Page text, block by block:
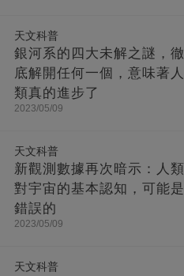
天文科普
銀河系的四大未解之謎，徹
底解開任何一個，意味著人
類真的進步了
2023/05/09
天文科普
新觀測數據再次暗示：人類
對宇宙的基本認知，可能是
錯誤的
2023/05/09
天文科普